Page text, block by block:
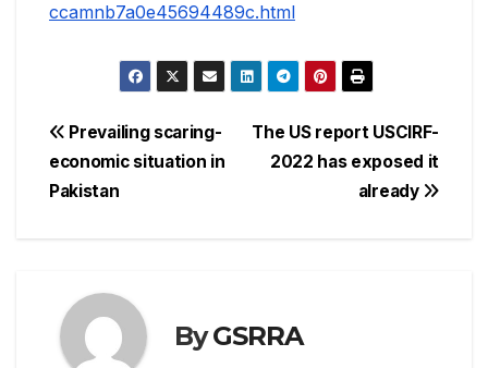
ccamnb7a0e45694489c.html
Post
navigation
The US report USCIRF-
2022 has exposed it
already
Prevailing scaring-
economic situation in
Pakistan
ByGSRRA